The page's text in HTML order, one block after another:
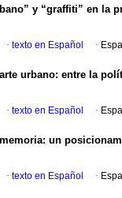
y “graffiti” en la
· texto en Español ·
urbano: entre la
· texto en Español ·
un
· texto en Español ·